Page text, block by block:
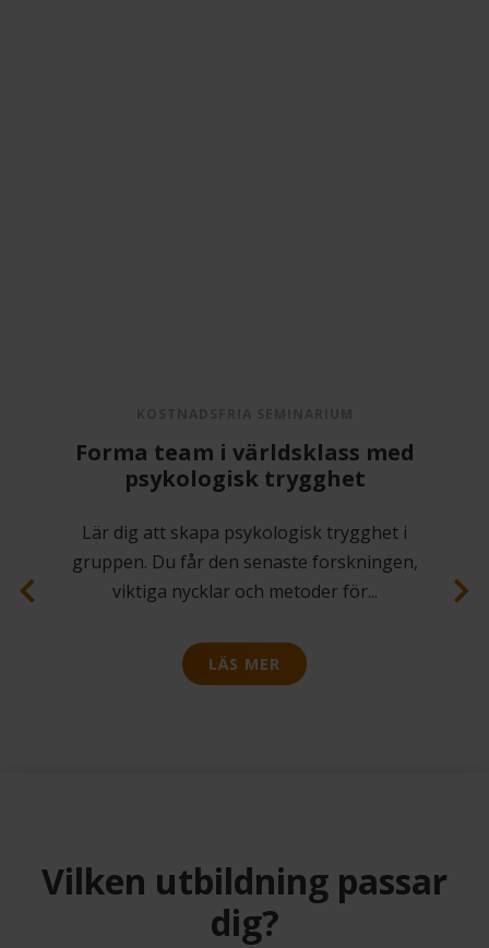
Varför gör de inte som jag
säger?
Tänk vad enkelt jobbet som ledare vore
om alla bara gjorde som du sa. Eller? En
vanlig fallgrop som ledare är att...
LÄS MER
Vilken utbildning passar
dig?